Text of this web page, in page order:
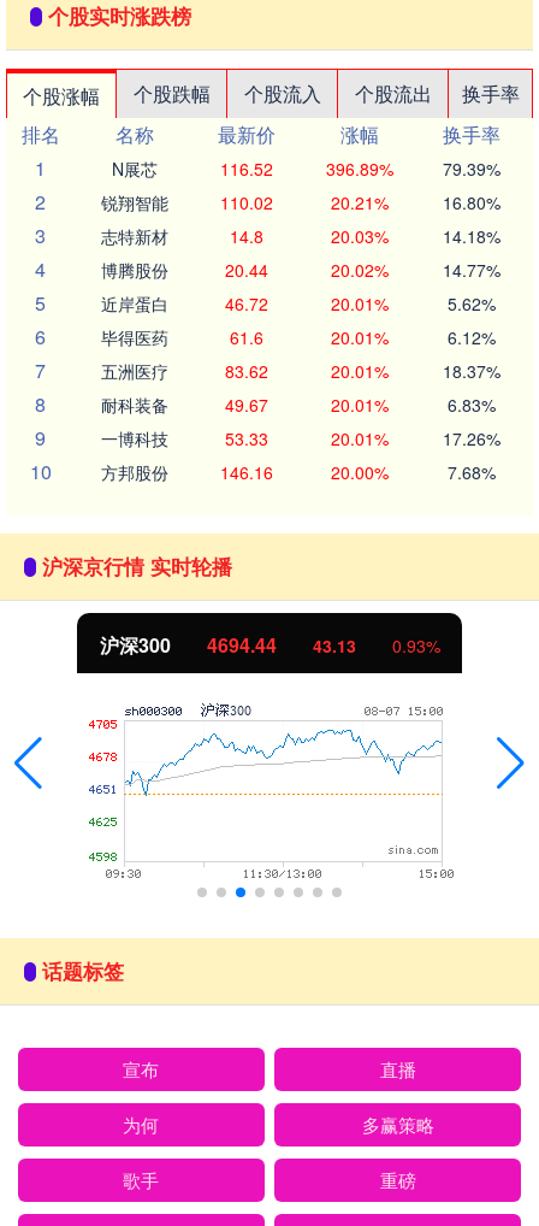
个股实时涨跌榜
个股涨幅 个股跌幅 个股流入 个股流出
换手率
排名
名称 最新价 涨幅
换手率
1
N展芯 116.52 396.89% 79.39%
2 锐翔智能 110.02 20.21% 16.80%
3 志特新材 14.8 20.03% 14.18%
4 博腾股份 20.44 20.02% 14.77%
5 近岸蛋白 46.72 20.01% 5.62%
6 毕得医药 61.6 20.01% 6.12%
7 五洲医疗 83.62 20.01% 18.37%
8 耐科装备 49.67 20.01% 6.83%
9 一博科技 53.33 20.01% 17.26%
10 方邦股份 146.16 20.00% 7.68%
沪深京行情 实时轮播
北证50 1134.24
话题标签
宣布 直播
为何 多赢策略
歌手 重磅